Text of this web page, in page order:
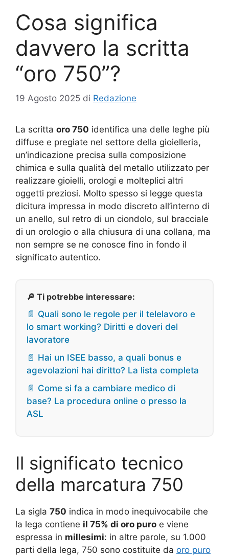
Cosa significa
davvero la scritta
“oro 750”?
19 Agosto 2025 di Redazione
La scritta oro 750 identifica una delle leghe più
diffuse e pregiate nel settore della gioielleria,
un’indicazione precisa sulla composizione
chimica e sulla qualità del metallo utilizzato per
realizzare gioielli, orologi e molteplici altri
oggetti preziosi. Molto spesso si legge questa
dicitura impressa in modo discreto all’interno di
un anello, sul retro di un ciondolo, sul bracciale
di un orologio o alla chiusura di una collana, ma
non sempre se ne conosce fino in fondo il
significato autentico.
🔎 Ti potrebbe interessare:
📄 Quali sono le regole per il telelavoro e
lo smart working? Diritti e doveri del
lavoratore
📄 Hai un ISEE basso, a quali bonus e
agevolazioni hai diritto? La lista completa
📄 Come si fa a cambiare medico di
base? La procedura online o presso la
ASL
Il significato tecnico
della marcatura 750
La sigla 750 indica in modo inequivocabile che
la lega contiene il 75% di oro puro e viene
espressa in millesimi: in altre parole, su 1.000
parti della lega, 750 sono costituite da oro puro